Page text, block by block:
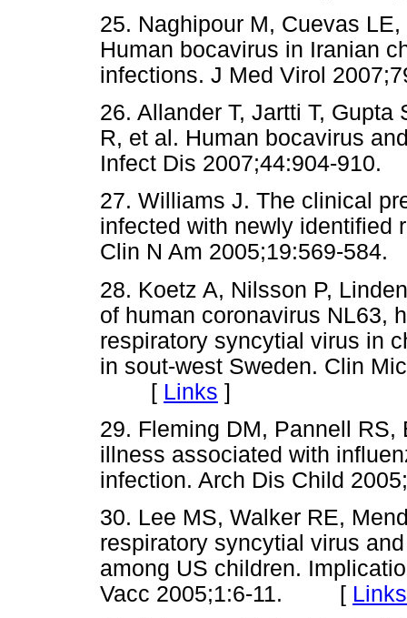
25. Naghipour M, Cuevas
Human bocavirus in Iranian
infections. J Med Virol
26. Allander T, Jartti T,
R, et al. Human bocavirus
Infect Dis 2007;44:904-
27. Williams J. The clinical
infected with newly identified
Clin N Am 2005;19:569-
28. Koetz A, Nilsson P,
of human coronavirus NL63,
respiratory syncytial virus in
in sout-west Sweden. Clin
[ Links ]
29. Fleming DM, Pannell
illness associated with
infection. Arch Dis Child
30. Lee MS, Walker RE,
respiratory syncytial virus
among US children.
Vacc 2005;1:6-11. [ Links